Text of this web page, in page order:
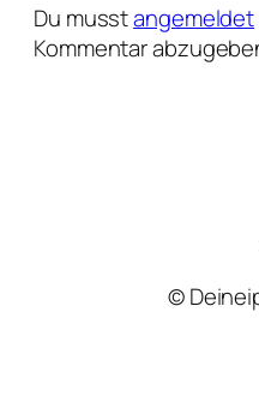
Du musstangemeldet
Kommentar
©